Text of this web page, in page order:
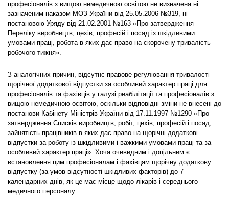
професіоналів з вищою немедичною освітою не визначена ні
зазначеним наказом МОЗ України від 25.05.2006 №319, ні
постановою Уряду від 21.02.2001 №163 «Про затвердження
Переліку виробництв, цехів, професій і посад із шкідливими
умовами праці, робота в яких дає право на скорочену тривалість
робочого тижня».
З аналогічних причин, відсутнє правове регулювання тривалості
щорічної додаткової відпустки за особливий характер праці для
професіоналів та фахівців у галузі реабілітації та професіоналів з
вищою немедичною освітою, оскільки відповідні зміни не внесені до
постанови Кабінету Міністрів України від 17.11.1997 №1290 «Про
затвердження Списків виробництв, робіт, цехів, професій і посад,
зайнятість працівників в яких дає право на щорічні додаткові
відпустки за роботу із шкідливими і важкими умовами праці та за
особливий характер праці». Хоча очевидним і доцільним є
встановлення цим професіоналам і фахівцям щорічну додаткову
відпустку (за умов відсутності шкідливих факторів) до 7
календарних днів, як це має місце щодо лікарів і середнього
медичного персоналу.